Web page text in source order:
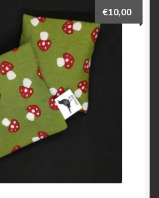
€10,00